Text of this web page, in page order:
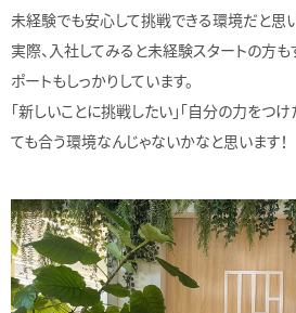
未経験でも安心して挑戦できる環境だと思い
実際、入社してみると未経験スタートの方も
ポートもしっかりしています。
「新しいことに挑戦したい」「自分の力をつ
ても合う環境なんじゃないかなと思います！